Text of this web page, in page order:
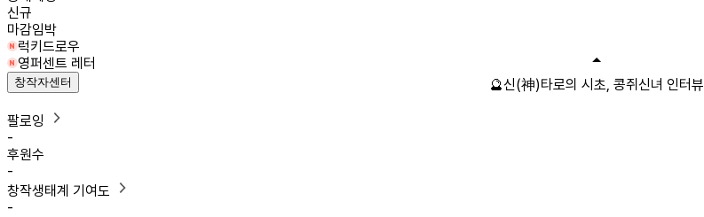
신규
마감임박
럭키드로우
영퍼센트 레터
창작자센터
팔로잉
-
후원수
-
창작생태계 기여도
-
🔮신(神)타로의 시초, 콩쥐신녀 인터뷰